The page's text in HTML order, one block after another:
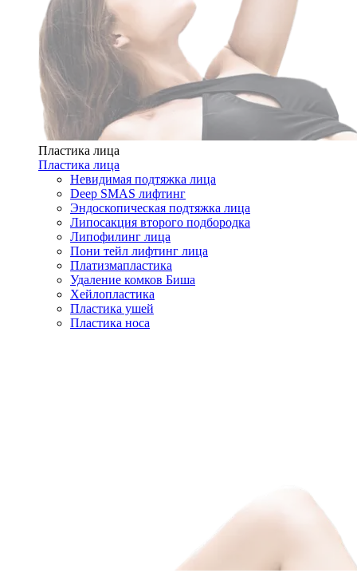
Пластика лица
Пластика лица
Невидимая подтяжка лица
Deep SMAS лифтинг
Эндоскопическая подтяжка лица
Липосакция второго подбородка
Липофилинг лица
Пони тейл лифтинг лица
Платизмапластика
Удаление комков Биша
Хейлопластика
Пластика ушей
Пластика носа